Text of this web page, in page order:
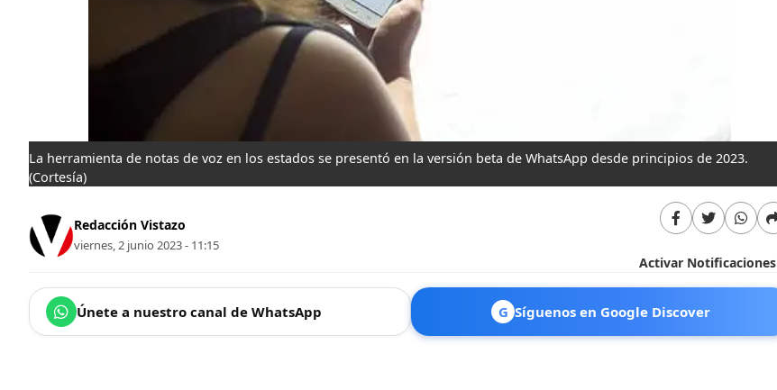
La herramienta de notas de voz en los estados se presentó en la versión beta de WhatsApp desde principios de 2023.
(Cortesía)
Redacción Vistazo
viernes, 2 junio 2023 - 11:15
Activar Notificaciones
Únete a nuestro canal de WhatsApp G Síguenos en Google Discover